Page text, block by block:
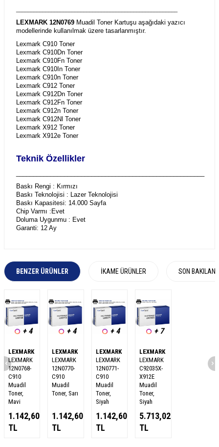
LEXMARK 12N0769 Muadil Toner Kartuşu aşağıdaki yazıcı
modellerinde kullanılmak üzere tasarlanmıştır.
Lexmark C910 Toner
Lexmark C910Dn Toner
Lexmark C910Fn Toner
Lexmark C910In Toner
Lexmark C910n Toner
Lexmark C912 Toner
Lexmark C912Dn Toner
Lexmark C912Fn Toner
Lexmark C912n Toner
Lexmark C912Nl Toner
Lexmark X912 Toner
Lexmark X912e Toner
Teknik Özellikler
Baskı Rengi : Kırmızı
Baskı Teknolojisi : Lazer Teknolojisi
Baskı Kapasitesi: 14.000 Sayfa
Chip Varmı :Evet
Doluma Uygunmu : Evet
Garanti: 12 Ay
BENZER ÜRÜNLER İKAME ÜRÜNLER SON
+ 4
LEXMARK
LEXMARK
12N0768-
C910
Muadil
Toner,
Mavi
1.142,60
TL
+ 4
LEXMARK
LEXMARK
12N0770-
C910
Muadil
Toner, Sarı
1.142,60
TL
+ 4
LEXMARK
LEXMARK
12N0771-
C910
Muadil
Toner,
Siyah
1.142,60
TL
+ 7
LEXMARK
LEXMARK
C92035X-
X912E
Muadil
Toner,
Siyah
5.713,02
TL